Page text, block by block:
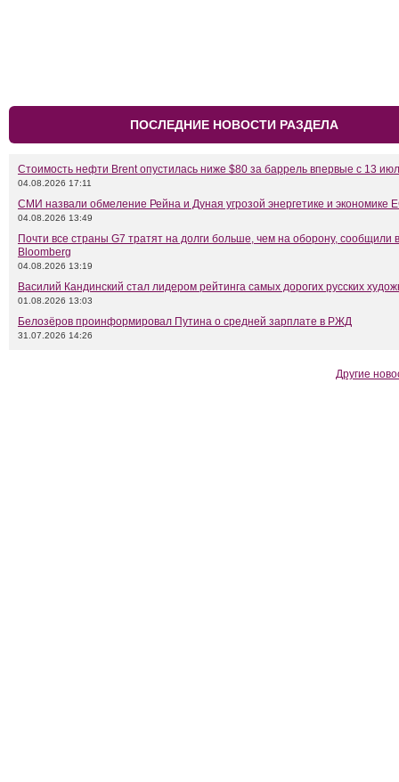
ПОСЛЕДНИЕ НОВОСТИ РАЗДЕЛА
Стоимость нефти Brent опустилась ниже $80 за баррель впервые с 13
04.08.2026 17:11
СМИ назвали обмеление Рейна и Дуная угрозой энергетике и экономике
04.08.2026 13:49
Почти все страны G7 тратят на долги больше, чем на оборону, сообщили в
Bloomberg
04.08.2026 13:19
Василий Кандинский стал лидером рейтинга самых дорогих русских
01.08.2026 13:03
Белозёров проинформировал Путина о средней зарплате в РЖД
31.07.2026 14:26
Другие